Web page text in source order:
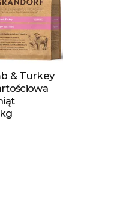
& Turkey